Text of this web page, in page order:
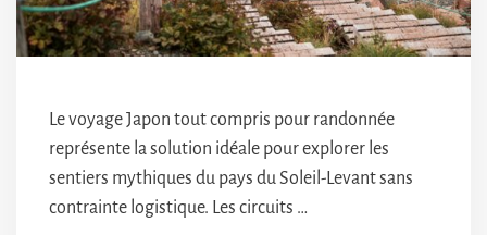
Le voyage Japon tout compris pour randonnée
représente la solution idéale pour explorer les
sentiers mythiques du pays du Soleil-Levant sans
contrainte logistique. Les circuits …